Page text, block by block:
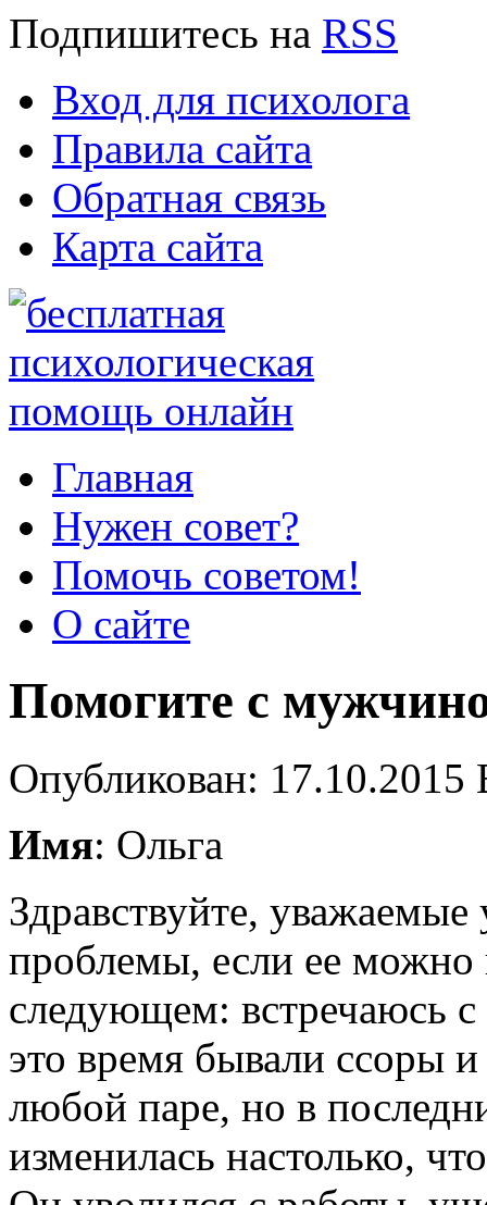
Подпишитесь на RSS
Вход для психолога
Правила сайта
Обратная связь
Карта сайта
Главная
Нужен совет?
Помочь советом!
О сайте
Помогите с
Опубликован:
Имя: Ольга
Здравствуйте,
проблемы, если ее можно
следующем: встречаюсь
это время бывали ссоры
любой паре, но в
изменилась настолько,